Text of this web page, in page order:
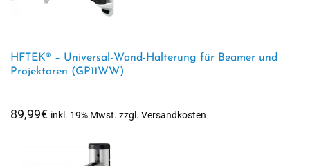
HFTEK® – Universal-Wand-Halterung für Beamer und
Projektoren (GP11WW)
89,99€ inkl. 19% Mwst. zzgl. Versandkosten